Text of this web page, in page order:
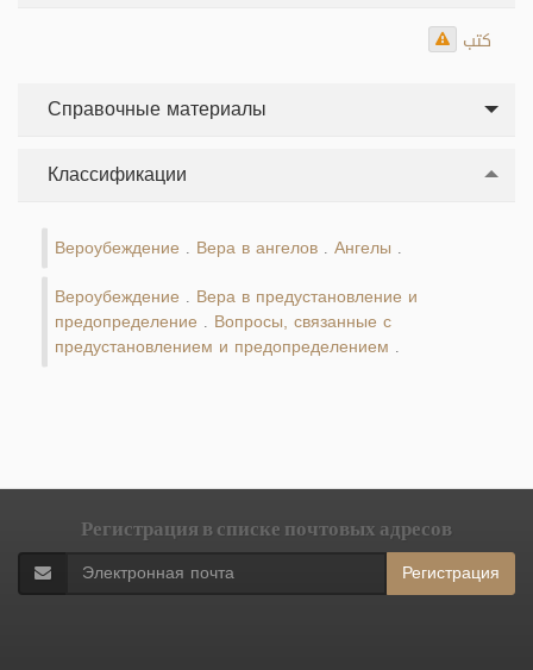
كتب
Справочные материалы
Классификации
Вероубеждение Вера в ангелов Ангелы
Вероубеждение Вера в предустановление и
предопределение Вопросы, связанные с
предустановлением и предопределением
Регистрация в списке почтовых адресов
Регистрация